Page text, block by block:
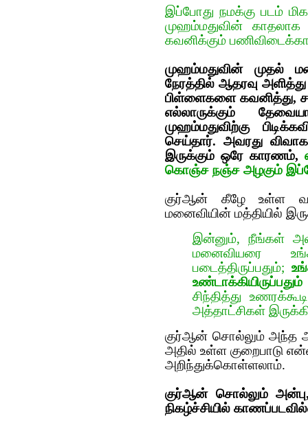
இப்போது நமக்கு படம்
முஹம்மதுவின்
கவனிக்கும்
முஹம்மதுவின் முதல்
நேரத்தில் ஆதரவு
பிள்ளைகளை கவனித்து,
எல்லாருக்கும்
முஹம்மதுவிற்கு
செய்தார். அவரது
இருக்கும் ஒரே காரணம்,
கொஞ்ச நஞ்ச அழகும்
குர்‍ஆன் கீழே உள்ள
மனைவியின் மத்தியில்
இன்னும், நீங்கள்
மனைவியரை
படைத்திருப்பதும்;
உண்டாக்கியிருப்பதும்
சிந்தித்து
அத்தாட்சிகள்
குர்‍ஆன் சொல்லும் அந்த‌
அதில் உள்ள குறைபாடு
அறிந்துக்கொள்ள‌லாம்.
குர்‍ஆன் சொல்லும்
நிக‌ழ்ச்சியில்